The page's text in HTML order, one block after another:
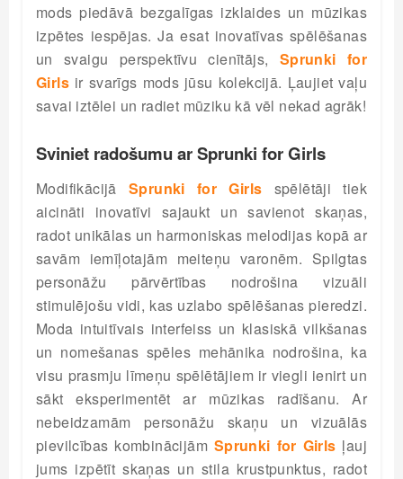
mods piedāvā bezgalīgas izklaides un mūzikas
izpētes iespējas. Ja esat inovatīvas spēlēšanas
un svaigu perspektīvu cienītājs, Sprunki for
Girls ir svarīgs mods jūsu kolekcijā. Ļaujiet vaļu
savai iztēlei un radiet mūziku kā vēl nekad agrāk!
Sviniet radošumu ar Sprunki for Girls
Modifikācijā Sprunki for Girls spēlētāji tiek
aicināti inovatīvi sajaukt un savienot skaņas,
radot unikālas un harmoniskas melodijas kopā ar
savām iemīļotajām meiteņu varonēm. Spilgtas
personāžu pārvērtības nodrošina vizuāli
stimulējošu vidi, kas uzlabo spēlēšanas pieredzi.
Moda intuitīvais interfeiss un klasiskā vilkšanas
un nomešanas spēles mehānika nodrošina, ka
visu prasmju līmeņu spēlētājiem ir viegli ienirt un
sākt eksperimentēt ar mūzikas radīšanu. Ar
nebeidzamām personāžu skaņu un vizuālās
pievilcības kombinācijām Sprunki for Girls ļauj
jums izpētīt skaņas un stila krustpunktus, radot